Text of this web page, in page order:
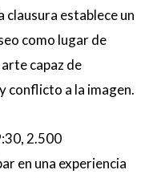
clausura establece un
como lugar de
capaz de
conflicto a la imagen.
2.500
en una experiencia